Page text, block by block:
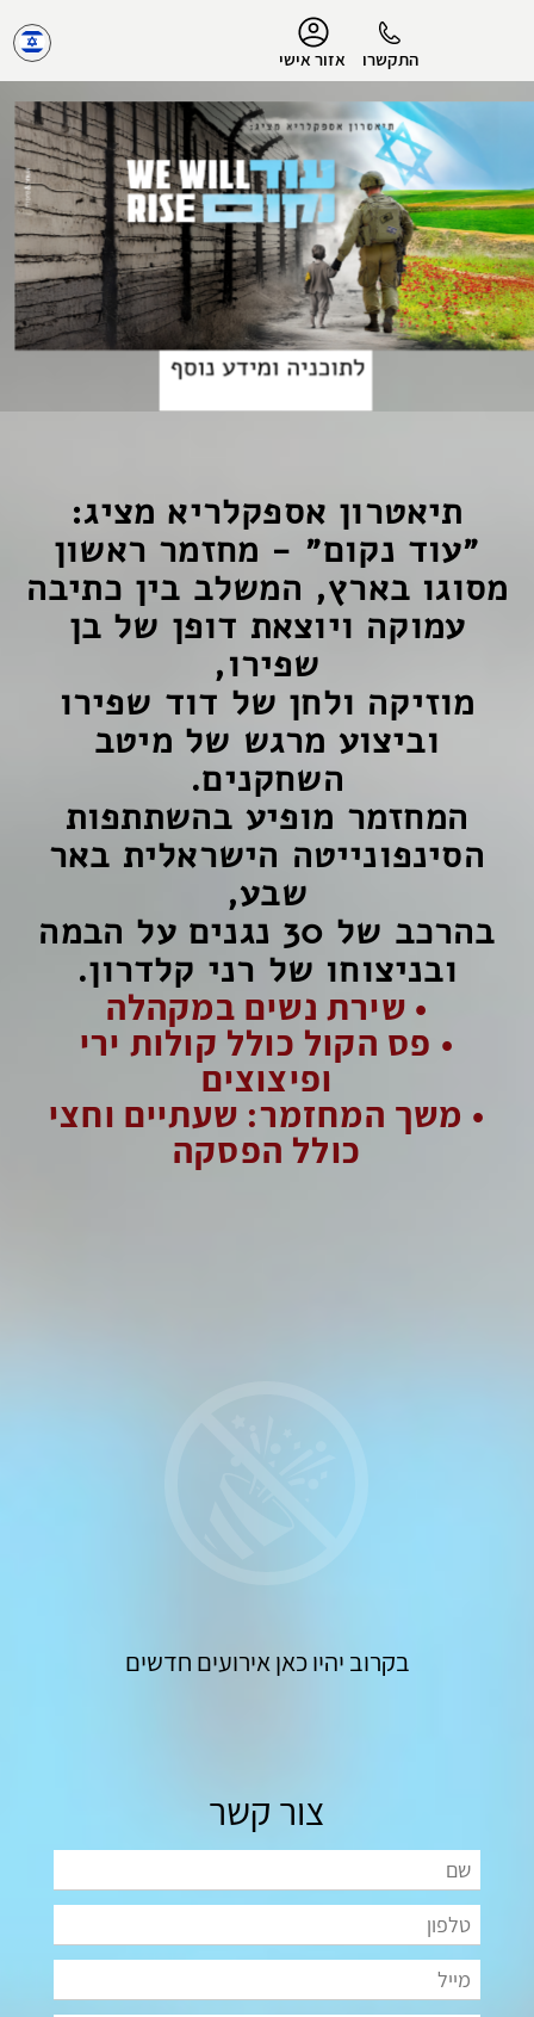
התקשרו אזור אישי
הפרופיל שלי
התנתק
תיאטרון אספקלריא מציג:
״עוד נקום״ - מחזמר ראשון
מסוגו בארץ, המשלב בין כתיבה
עמוקה ויוצאת דופן של בן
שפירו,
מוזיקה ולחן של דוד שפירו
וביצוע מרגש של מיטב
השחקנים.
המחזמר מופיע בהשתתפות
הסינפונייטה הישראלית באר
שבע,
בהרכב של 30 נגנים על הבמה
ובניצוחו של רני קלדרון.
• שירת נשים במקהלה
• פס הקול כולל קולות ירי
ופיצוצים
• משך המחזמר: שעתיים וחצי
כולל הפסקה
בקרוב יהיו כאן אירועים חדשים
צור קשר